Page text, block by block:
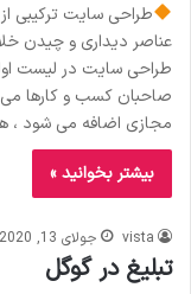
طراحی سایت ترکیبی از
عناصر دیداری و چیدن
طراحی سایت در لیست
صاحبان کسب و کارها می
مجازی اضافه می شود ،
بیشتر بخوانید »
vista جولای 13, 2020
تبلیغ در گوگل